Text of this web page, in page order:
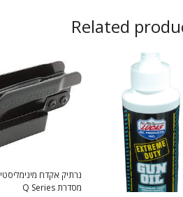
Related
נרתיק אקדח מינימליסטי
מסדרת Q Series